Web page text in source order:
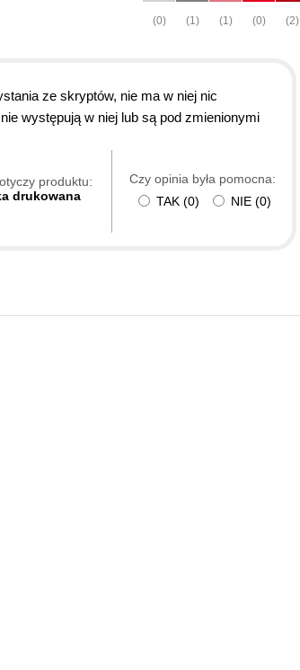
(2)
(0)
(1)
(1)
(0)
ze skryptów, nie ma w niej nic
występują w niej lub są pod zmienionymi
produktu:
drukowana
Czy opinia była pomocna:
TAK (0) NIE (0)